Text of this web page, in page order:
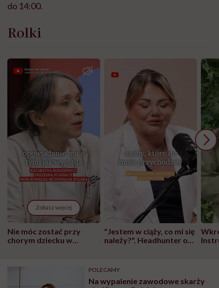
do 14:00.
Rolki
Zobacz więcej
Nie móc zostać przy
chorym dziecku w
może chyba tylko
wyobraźni"
"Jestem w ciąży, co mi się
należy?". Headhunter o
pracy
POLECAMY
Na wypalenie zawodowe skarży